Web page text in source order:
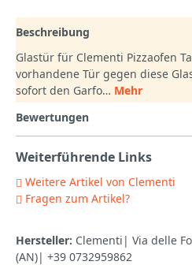
Beschreibung
Glastür für Clementi Pizzaofen
vorhandene Tür gegen diese
sofort den Garfo… Mehr
Bewertungen
Weiterführende Links
Weitere Artikel von Clementi
Fragen zum Artikel?
Hersteller: Clementi| Via delle
(AN)| +39 0732959862